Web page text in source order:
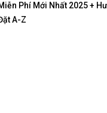
Phí Mới Nhất 2025 +
A-Z